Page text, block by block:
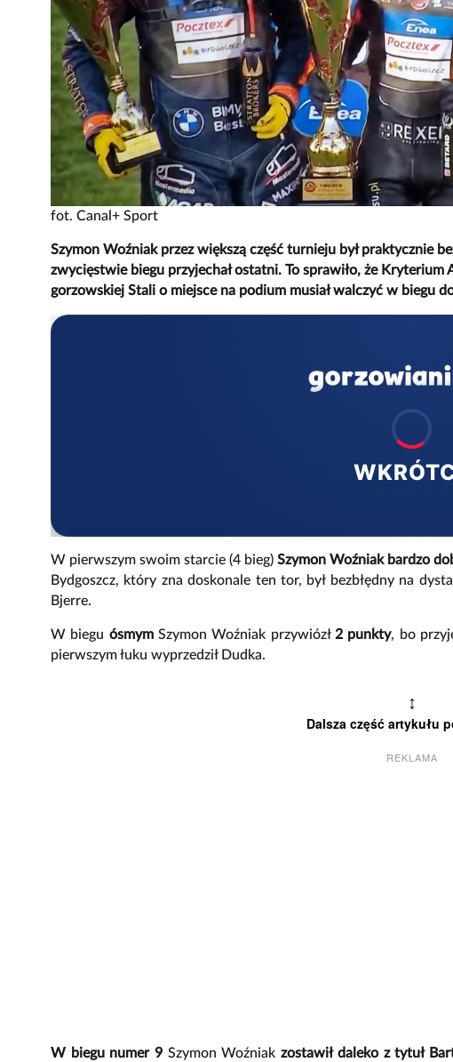
fot. Canal+ Sport
Szymon Woźniak przez większą część turnieju był praktycznie
zwycięstwie biegu przyjechał ostatni. To sprawiło, że Kryterium
gorzowskiej Stali o miejsce na podium musiał walczyć w biegu
W pierwszym swoim starcie (4 bieg)Szymon Woźniak bardzo
Bydgoszcz, który zna doskonale ten tor, był bezbłędny na
Bjerre.
W biegu ósmymSzymon Woźniak przywiózł 2 punkty, bo
pierwszym łuku wyprzedził Dudka.
↕
Dalsza część artykułu
REKLAMA
W biegu numer 9 Szymon Woźniakzostawił daleko z tytuł